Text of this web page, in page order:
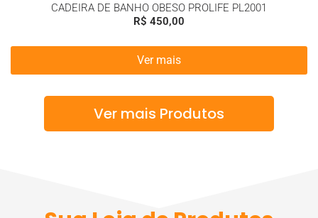
CADEIRA DE BANHO OBESO PROLIFE PL2001
R$ 450,00
Ver mais
Ver mais Produtos